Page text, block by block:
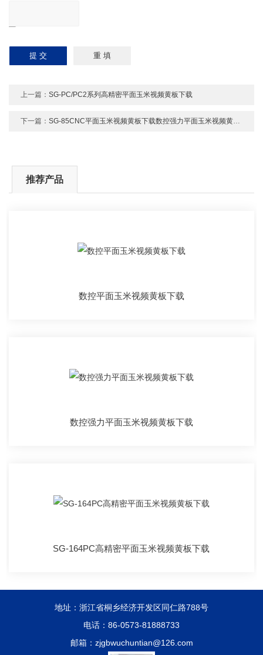
上一篇：SG-PC/PC2系列高精密平面玉米视频黄板下载
下一篇：SG-85CNC平面玉米视频黄板下载数控强力平面玉米视频黄板下载
推荐产品
数控平面玉米视频黄板下载
数控强力平面玉米视频黄板下载
SG-164PC高精密平面玉米视频黄板下载
地址：浙江省桐乡经济开发区同仁路788号
电话：86-0573-81888733
邮箱：zjgbwuchuntian@126.com